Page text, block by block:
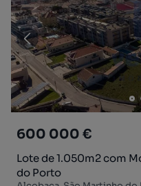
600 000 €
Lote de 1.050m2 com
do Porto